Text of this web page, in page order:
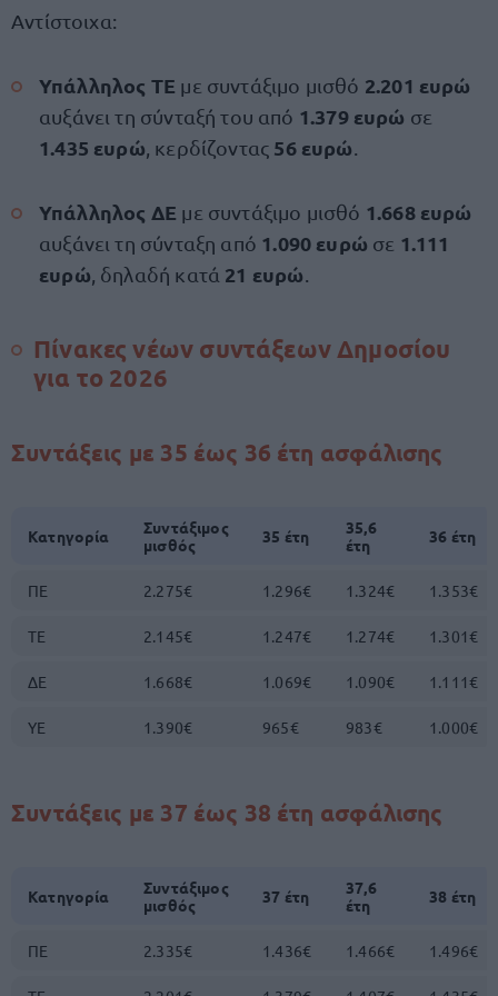
Αντίστοιχα:
Υπάλληλος ΤΕ με συντάξιμο μισθό 2.201 ευρώ
αυξάνει τη σύνταξή του από 1.379 ευρώ σε
1.435 ευρώ , κερδίζοντας 56 ευρώ
Υπάλληλος ΔΕ με συντάξιμο μισθό 1.668 ευρώ
αυξάνει τη σύνταξη από 1.090 ευρώ σε 1.111
ευρώ , δηλαδή κατά 21 ευρώ
Πίνακες νέων συντάξεων Δημοσίου
για το 2026
Συντάξεις με 35 έως 36 έτη ασφάλισης
Κατηγορία
Συντάξιμος
μισθός
35 έτη
35,6
έτη
36 έτη
ΠΕ 2.275€ 1.296€ 1.324€ 1.353€
ΤΕ 2.145€ 1.247€ 1.274€ 1.301€
ΔΕ 1.668€ 1.069€ 1.090€ 1.111€
ΥΕ 1.390€ 965€ 983€ 1.000€
Συντάξεις με 37 έως 38 έτη ασφάλισης
Κατηγορία
Συντάξιμος
μισθός
37 έτη
37,6
έτη
38 έτη
ΠΕ 2.335€ 1.436€ 1.466€ 1.496€